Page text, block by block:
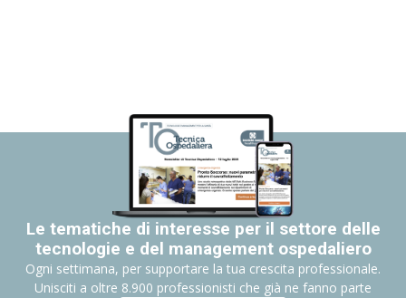
Le tematiche di interesse per il settore delle
tecnologie e del management ospedaliero
Ogni settimana, per supportare la tua crescita professionale.
Unisciti a oltre 8.900 professionisti che già ne fanno parte